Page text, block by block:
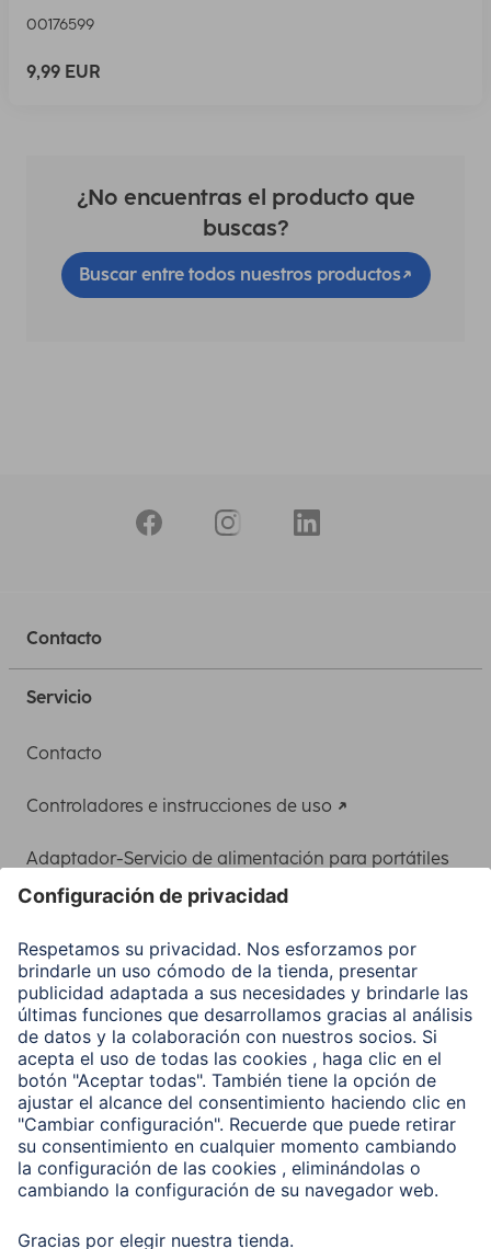
00176599
9,99 EUR
¿No encuentras el producto que
buscas?
Buscar entre todos nuestros productos
Contacto
Servicio
Contacto
Controladores e instrucciones de uso
Adaptador-Servicio de alimentación para portátiles
Clientes online
Conviértete en distribuidor
Compañía
Historia de la empresa
Hama en todo el Mundo